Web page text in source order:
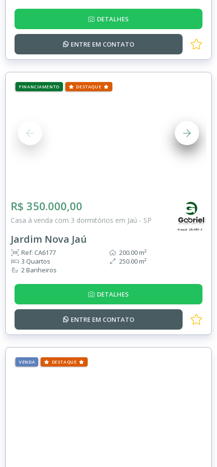
DETALHES
ENTRE EM CONTATO
FINANCIAMENTO DESTAQUE
R$ 350.000,00
Casa à venda com 3 dormitórios em Jaú - SP
Jardim Nova Jaú
Ref: CA6177
3 Quartos
2 Banheiros
200.00 m²
250.00 m²
DETALHES
ENTRE EM CONTATO
VENDA DESTAQUE